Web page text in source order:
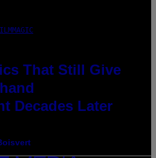
That Still Give
Decades Later